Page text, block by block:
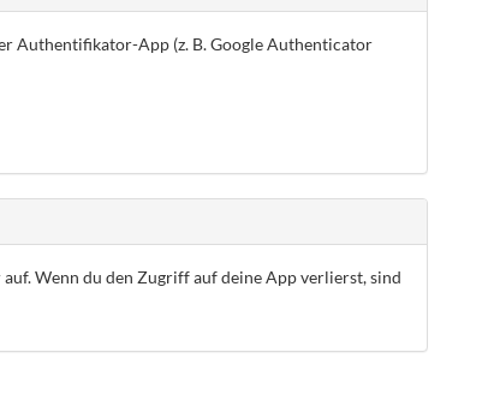
Authentifikator-App (z. B. Google Authenticator
Wenn du den Zugriff auf deine App verlierst, sind